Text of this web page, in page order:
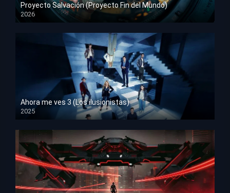
Proyecto Salvación (Proyecto Fin del Mundo)
2026
HD 1080p
Ahora me ves 3 (Los ilusionistas)
2025
HD 1080p